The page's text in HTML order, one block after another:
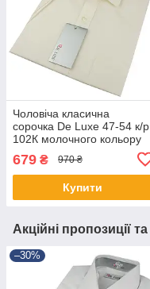
Чоловіча класична
сорочка De Luxe 47-54 к/р
102К молочного кольору
679 ₴ 970 ₴
Купити
Акційні пропозиції
–30%